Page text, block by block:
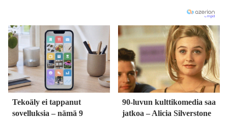
Tekoäly ei tappanut
sovelluksia – nämä 9
90-luvun kulttikomedia saa
jatkoa – Alicia Silverstone